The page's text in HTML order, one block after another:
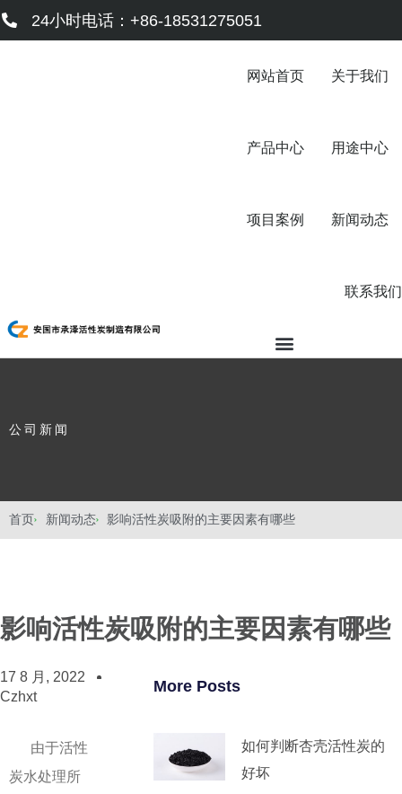
至
24小时电话：+86-18531275051
网站首页 关于我们
产品中心 用途中心
项目案例 新闻动态
联系我们
公司新闻
首页 新闻动态 影响活性炭吸附的主要因素有哪些
影响活性炭吸附的主要因素有哪些
17 8 月, 2022
Czhxt
由于活性
炭水处理所
More Posts
如何判断杏壳活性炭的
好坏